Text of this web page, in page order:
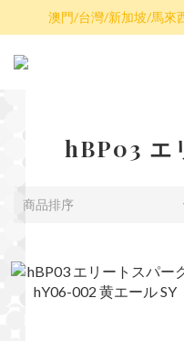
散卡買滿$100包平郵，
澳門/台灣/新加坡/馬來
散卡買滿$100包平郵，
hBP03 エ
商品排序